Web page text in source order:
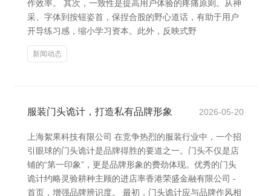
作效率。 其次，一致性是提高用户体验的疼痛原则。从神
采、字体到按钮姿首，保捏合股的野心道话，有助于用户
开导练习感，缩小学习资本。此外，反映式野
新闻动态
服装门头诡计，打造私有品牌形象 2026-05-20
上海絮果科技有限公司 在竞争热烈的服装行业中，一个招
引眼球的门头诡计是品牌得胜的要道之一。门头不仅是店
铺的“第一印象”，更是品牌形象的费劲体现。优秀的门头
诡计约略灵验耕种主顾的进店率香港荣盛金融有限公司 -
首页，增强品牌辨识度。 最初，门头诡计应与品牌作风相